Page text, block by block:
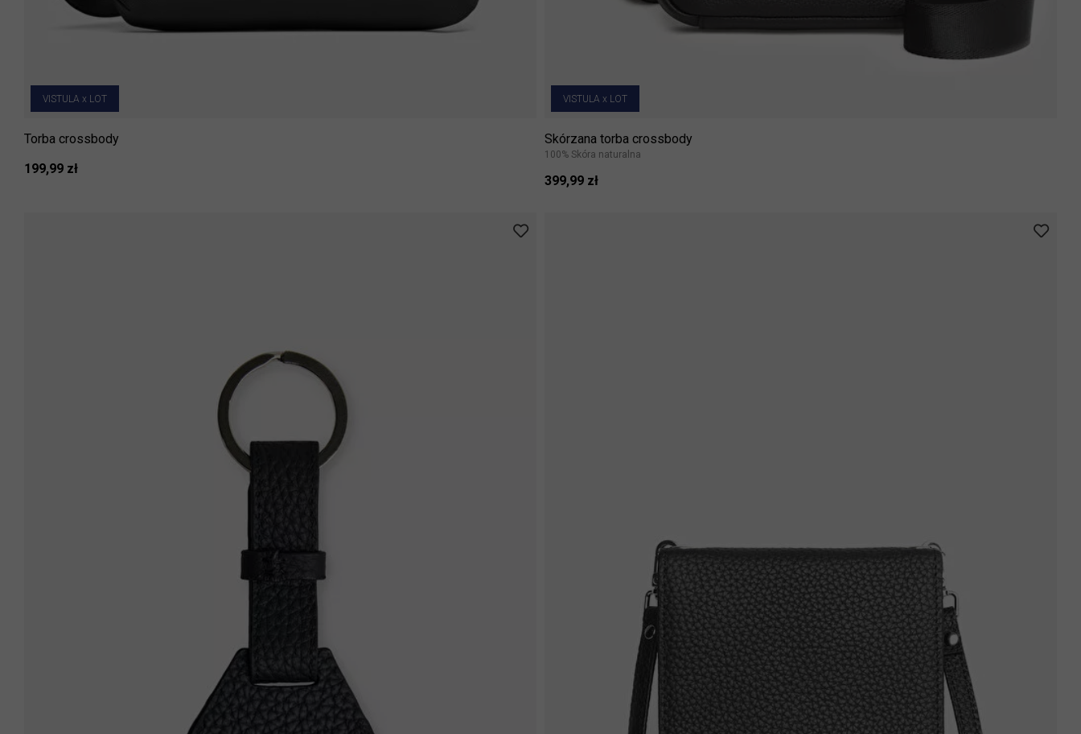
VISTULA x LOT
Torba crossbody
199,99 zł
VISTULA x LOT
Skórzana torba crossbody
100% Skóra naturalna
399,99 zł